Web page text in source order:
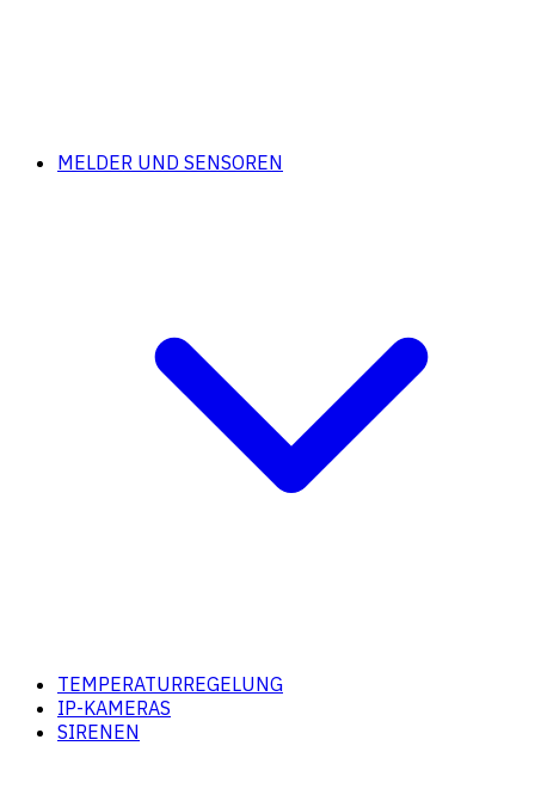
MELDER UND SENSOREN
TEMPERATURREGELUNG
IP-KAMERAS
SIRENEN